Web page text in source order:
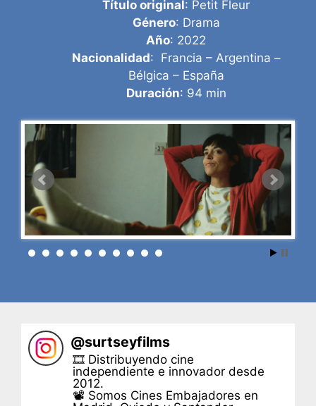
Título original: Petit Fleur
Género: Drama
Año: 2022
Nacionalidad: Francia – Argentina –
Bélgica – España
Duración: 94 min
@surtseyfilms
🎞 Distribuyendo cine
independiente e innovador desde
2012.
📽 Somos Cines Embajadores en